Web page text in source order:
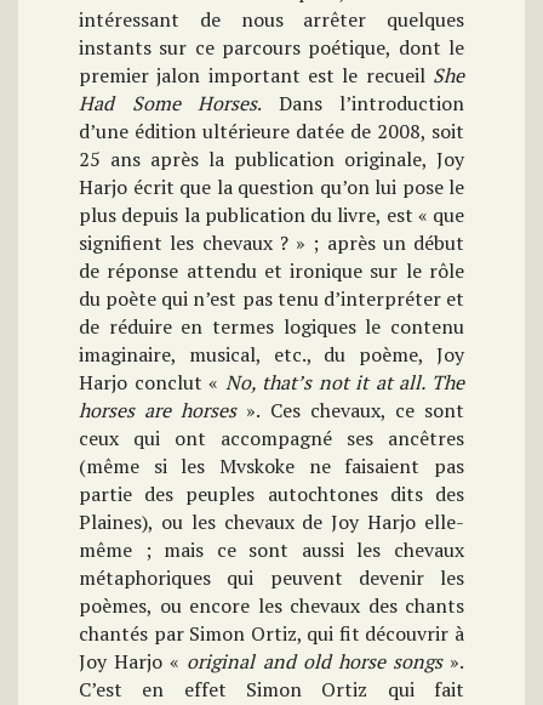
intéressant de nous arrêter quelques
instants sur ce parcours poétique, dont le
premier jalon important est le recueil She
Had Some Horses. Dans l’introduction
d’une édition ultérieure datée de 2008, soit
25 ans après la publication originale, Joy
Harjo écrit que la question qu’on lui pose le
plus depuis la publication du livre, est « que
signifient les chevaux ? » ; après un début
de réponse attendu et ironique sur le rôle
du poète qui n’est pas tenu d’interpréter et
de réduire en termes logiques le contenu
imaginaire, musical, etc., du poème, Joy
Harjo conclut « No, that’s not it at all. The
horses are horses». Ces chevaux, ce sont
ceux qui ont accompagné ses ancêtres
(même si les Mvskoke ne faisaient pas
partie des peuples autochtones dits des
Plaines), ou les chevaux de Joy Harjo elle-
même ; mais ce sont aussi les chevaux
métaphoriques qui peuvent devenir les
poèmes, ou encore les chevaux des chants
chantés par Simon Ortiz, qui fit découvrir à
Joy Harjo « original and old horse songs».
C’est en effet Simon Ortiz qui fait